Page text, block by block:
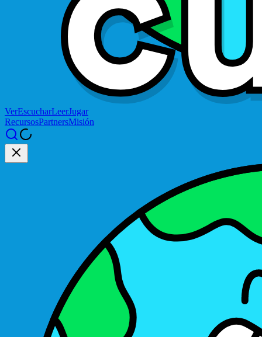
VerEscucharLeerJugar
RecursosPartnersMisión